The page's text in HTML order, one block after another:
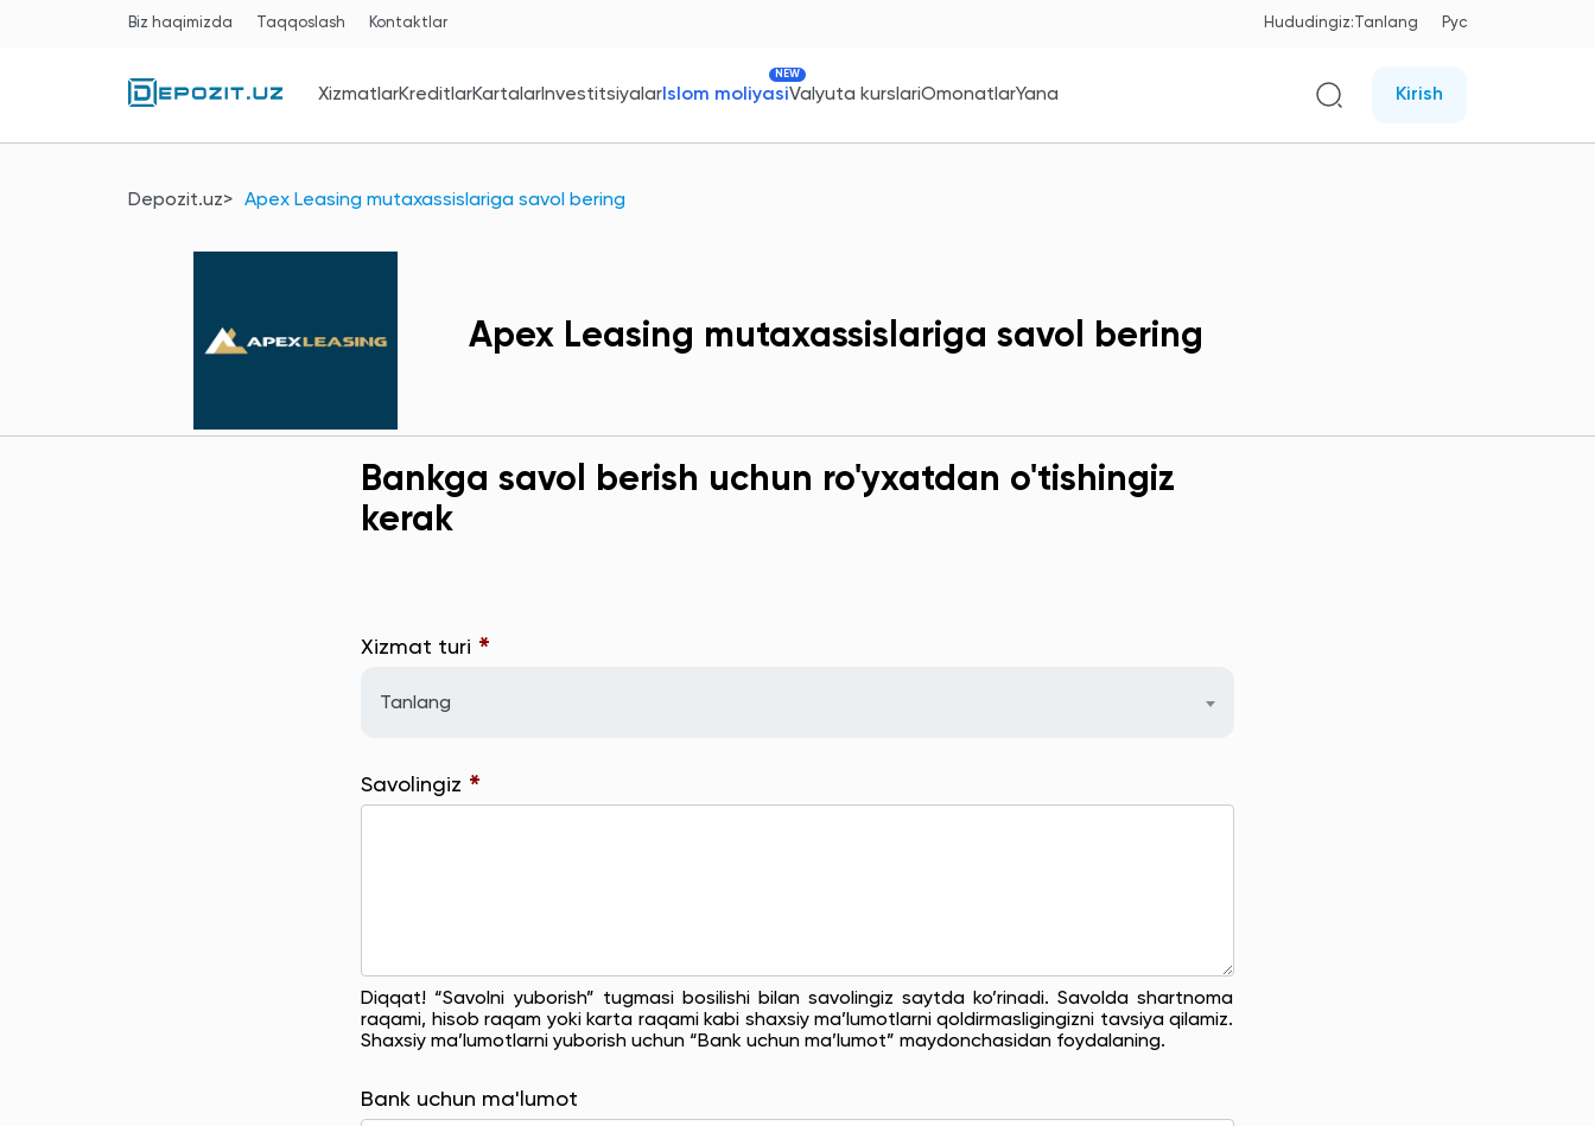
Biz haqimizda Taqqoslash Kontaktlar Hududingiz:Tanlang Рус
XizmatlarKreditlarKartalarInvestitsiyalarIslom moliyasi
NEW
Valyuta kurslariOmonatlarYana Kirish
Depozit.uz Apex Leasing mutaxassislariga savol bering
Apex Leasing mutaxassislariga savol bering
Bankga savol berish uchun ro'yxatdan o'tishingiz
kerak
Xizmat turi *
Tanlang
Savolingiz *
Diqqat! “Savolni yuborish” tugmasi bosilishi bilan savolingiz saytda ko’rinadi. Savolda shartnoma
raqami, hisob raqam yoki karta raqami kabi shaxsiy ma’lumotlarni qoldirmasligingizni tavsiya qilamiz.
Shaxsiy ma’lumotlarni yuborish uchun “Bank uchun ma’lumot” maydonchasidan foydalaning.
Bank uchun ma'lumot